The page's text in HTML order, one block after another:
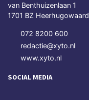
van Benthuizenlaan 1
1701 BZ Heerhugowaard
072 8200 600
redactie@xyto.nl
www.xyto.nl
SOCIAL MEDIA